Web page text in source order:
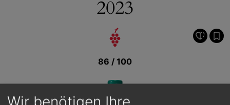
2023
86 / 100